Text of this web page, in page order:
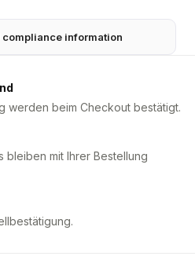
information
werden beim Checkout bestätigt.
bleiben mit Ihrer Bestellung